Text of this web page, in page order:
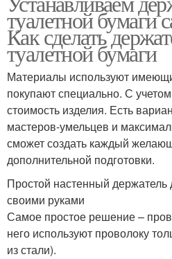
туалетной бумаги
Как сделать
туалетной бумаги
Материалы используют
покупают специально. С
стоимость изделия. Есть
мастеров-умельцев и
сможет создать каждый
дополнительной подготовки.
Простой настенный держатель
своими руками
Самое простое решение –
него используют проволоку
из стали).